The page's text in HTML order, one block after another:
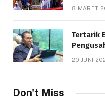
8 MARET
Tertarik
1.000
20 JUNI
Don't Miss